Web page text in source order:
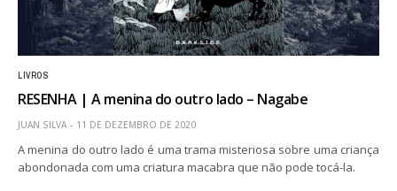
LIVROS
RESENHA | A menina do outro lado – Nagabe
JUAN SILVA 11 DE DEZEMBRO DE 2020
A menina do outro lado é uma trama misteriosa sobre uma criança
abondonada com uma criatura macabra que não pode tocá-la.